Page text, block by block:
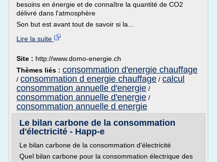
besoins en énergie et de connaître la quantité de CO2
délivré dans l'atmosphère
Son but est avant tout de savoir si la...
Lire la suite
Site : http://www.domo-energie.ch
Thèmes liés : consommation d'energie chauffage
/ consommation d energie chauffage / calcul
consommation annuelle d'energie /
consommation annuelle d'energie /
consommation annuelle d energie
Le bilan carbone de la consommation
d'électricité - Happ-e
Le bilan carbone de la consommation d'électricité
Quel bilan carbone pour la consommation électrique des